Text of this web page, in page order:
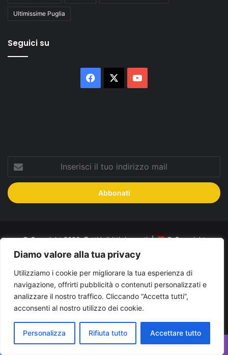
Diamo valore alla tua privacy
Utilizziamo i cookie per migliorare la tua esperienza di
navigazione, offrirti pubblicità o contenuti personalizzati e
analizzare il nostro traffico. Cliccando “Accetta tutti”,
acconsenti al nostro utilizzo dei cookie.
Personalizza Rifiuta tutto Accettare tutto
Ultimissime Puglia
Seguici su
Facebook
tuo
indirizzo
mail
© Copyright 2026, Tutti i diritti riservati |
© Copyright
Pugliapress - Quotidiano online editore associazione giornalisti
riuniti registrato presso il tribunale di Taranto al n. 569/2000 del
24/10/2000. Direttore responsabile Antonio Rubino
Cerco/Vendo
Offerte di lavoro Puglia
Cookies Policy
Privacy Policy Info pubblicità elettorale
Facebook
X You